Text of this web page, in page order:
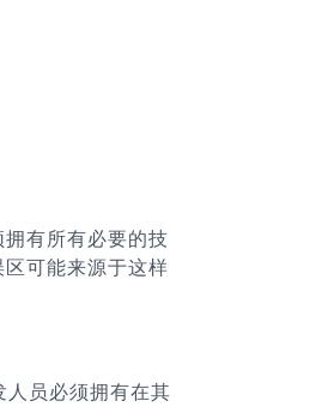
有所有必要的技
可能来源于这样
员必须拥有在其